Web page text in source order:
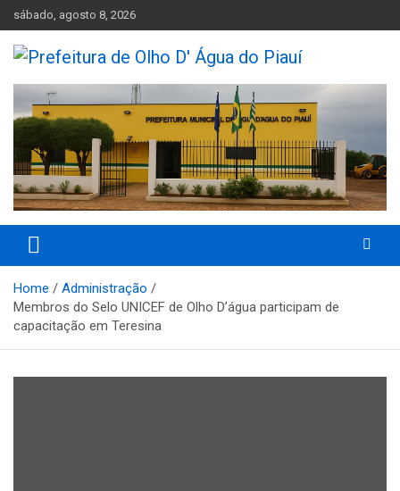
Skip
to
content
sábado, agosto 8, 2026
Prefeitura de Olho D' Água do
Piauí
Home
Administração
Membros do Selo UNICEF de Olho D’água participam de
capacitação em Teresina